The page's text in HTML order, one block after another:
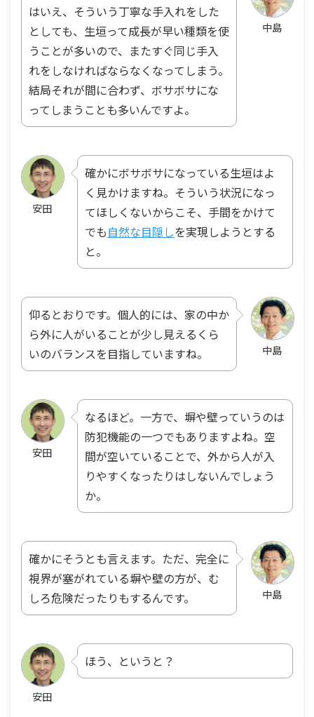
中島
はいえ、そういう丁寧な手入れをした
としても、生垣って成長が早い種類を使
うことが多いので、またすぐ同じ手入
れをしなければならなくなってしまう。
結局それが間に合わず、ボサボサにな
ってしまうことも多いんですよ。
安田
確かにボサボサになっている生垣はよ
く見かけますね。そういう状況になっ
てほしくないからこそ、手間をかけて
でも自然な目隠しを実現しようとする
と。
中島
仰るとおりです。個人的には、家の中か
ら外に人がいることが少し見えるくら
いのバランスを目指していますね。
安田
なるほど。一方で、塀や壁っていうのは
防犯機能の一つでもありますよね。空
間が空いていることで、外から人が入
りやすくなったりはしないんでしょう
か。
中島
確かにそうとも言えます。ただ、完全に
視界が塞がれている塀や壁の方が、む
しろ危険だったりもするんです。
安田
ほう、というと？